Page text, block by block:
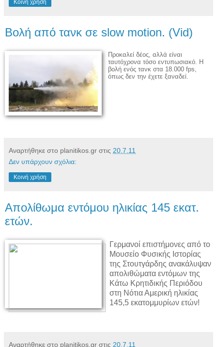
Κοινή χρήση
Βολή από τανκ σε slow motion. (Vid)
Προκαλεί δέος, αλλά είναι
ταυτόχρονα τόσο εντυπωσιακό. Η
βολή ενός τανκ στα 18.000 fps,
όπως δεν την έχετε ξαναδεί.
Αναρτήθηκε στο planitikos.gr στις 20.7.11
Δεν υπάρχουν σχόλια:
Κοινή χρήση
Απολίθωμα εντόμου ηλικίας 145 εκατ.
ετών.
Γερμανοί επιστήμονες από το
Μουσείο Φυσικής Ιστορίας
της Στουτγάρδης ανακάλυψαν
απολιθώματα εντόμων της
Κάτω Κρητιδικής Περιόδου
στη Νότια Αμερική ηλικίας
145,5 εκατομμυρίων ετών!
Αναρτήθηκε στο planitikos.gr στις 20.7.11